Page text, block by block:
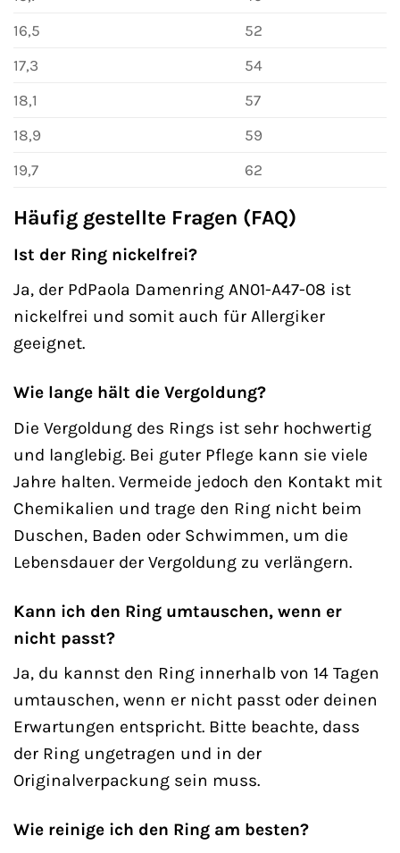
16,5
52
17,3
54
18,1
57
18,9
59
19,7
62
Häufig gestellte Fragen (FAQ)
Ist der Ring nickelfrei?
Ja, der PdPaola Damenring AN01-A47-08 ist
nickelfrei und somit auch für Allergiker
geeignet.
Wie lange hält die Vergoldung?
Die Vergoldung des Rings ist sehr hochwertig
und langlebig. Bei guter Pflege kann sie viele
Jahre halten. Vermeide jedoch den Kontakt mit
Chemikalien und trage den Ring nicht beim
Duschen, Baden oder Schwimmen, um die
Lebensdauer der Vergoldung zu verlängern.
Kann ich den Ring umtauschen, wenn er
nicht passt?
Ja, du kannst den Ring innerhalb von 14 Tagen
umtauschen, wenn er nicht passt oder deinen
Erwartungen entspricht. Bitte beachte, dass
der Ring ungetragen und in der
Originalverpackung sein muss.
Wie reinige ich den Ring am besten?